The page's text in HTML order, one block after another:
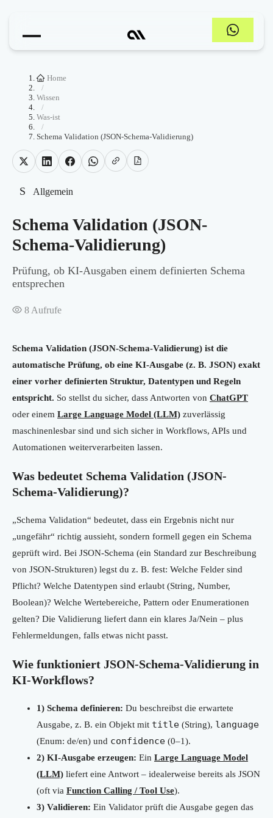
Home
/
Wissen
/
Was-ist
/
Schema Validation (JSON-Schema-Validierung)
S Allgemein
Schema Validation (JSON-
Schema-Validierung)
Prüfung, ob KI-Ausgaben einem definierten Schema
entsprechen
8 Aufrufe
Schema Validation (JSON-Schema-Validierung) ist die
automatische Prüfung, ob eine KI-Ausgabe (z. B. JSON) exakt
einer vorher definierten Struktur, Datentypen und Regeln
entspricht. So stellst du sicher, dass Antworten von ChatGPT
oder einem Large Language Model (LLM) zuverlässig
maschinenlesbar sind und sich sicher in Workflows, APIs und
Automationen weiterverarbeiten lassen.
Was bedeutet Schema Validation (JSON-
Schema-Validierung)?
„Schema Validation“ bedeutet, dass ein Ergebnis nicht nur
„ungefähr“ richtig aussieht, sondern formell gegen ein Schema
geprüft wird. Bei JSON-Schema (ein Standard zur Beschreibung
von JSON-Strukturen) legst du z. B. fest: Welche Felder sind
Pflicht? Welche Datentypen sind erlaubt (String, Number,
Boolean)? Welche Wertebereiche, Pattern oder Enumerationen
gelten? Die Validierung liefert dann ein klares Ja/Nein – plus
Fehlermeldungen, falls etwas nicht passt.
Wie funktioniert JSON-Schema-Validierung in
KI-Workflows?
1) Schema definieren: Du beschreibst die erwartete
Ausgabe, z. B. ein Objekt mit title (String), language
(Enum: de/en) und confidence (0–1).
2) KI-Ausgabe erzeugen: Ein Large Language Model
(LLM) liefert eine Antwort – idealerweise bereits als JSON
(oft via Function Calling / Tool Use).
3) Validieren: Ein Validator prüft die Ausgabe gegen das